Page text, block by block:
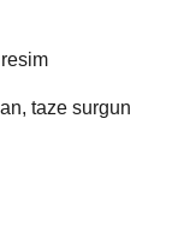
taze surgun